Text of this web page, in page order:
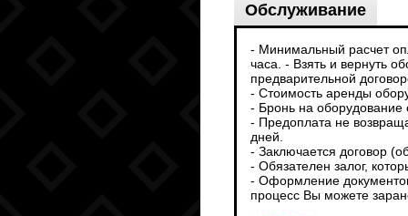
Обслуживание
- Минимальный расчет
часа. - Взять и вернуть
предварительной
- Стоимость аренды
- Бронь на оборудование
- Предоплата не
дней.
- Заключается договор
- Обязателен залог,
- Оформление
процесс Вы можете